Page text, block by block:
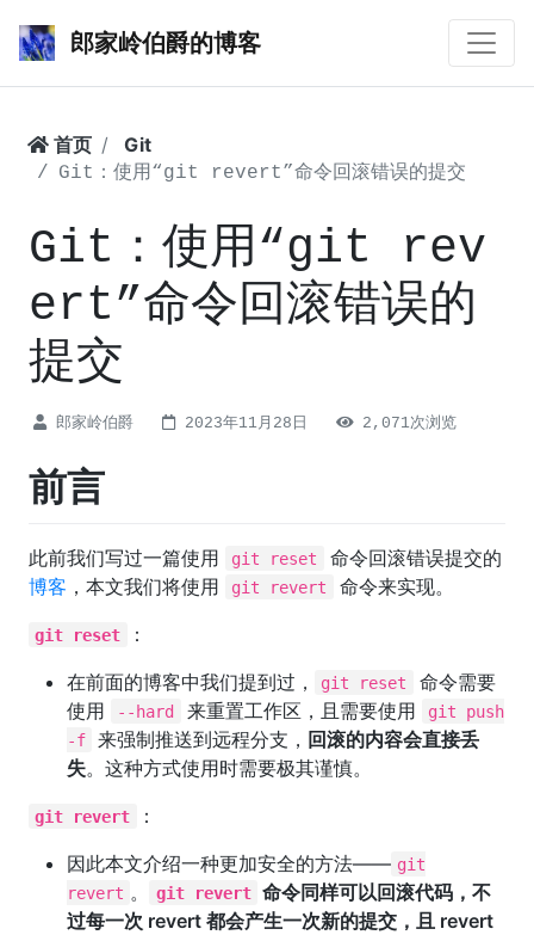
郎家岭伯爵的博客
首页 Git
Git：使用“git revert”命令回滚错误的提交
Git：使用“git rev
ert”命令回滚错误的
提交
郎家岭伯爵 2023年11月28日 2,071次浏览
前言
此前我们写过一篇使用 git reset
命令回滚错误提交的
博客 ，本文我们将使用 git revert 命令来实现。
git reset
：
在前面的博客中我们提到过，
git reset
命令需要
使用
--hard 来重置工作区，且需要使用
git push
-f
来强制推送到远程分支， 回滚的内容会直接丢
失。这种方式使用时需要极其谨慎。
git revert
：
因此本文介绍一种更加安全的方法—— git
revert 。 git revert 命令同样可以回滚代码，不
过每一次 revert 都会产生一次新的提交，且 revert